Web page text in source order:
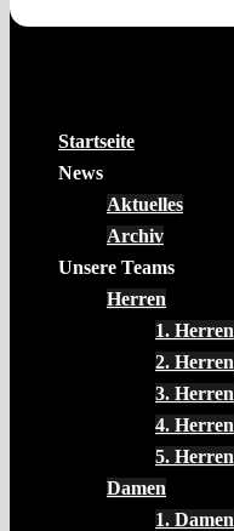
Startseite
News
Aktuelles
Archiv
Unsere Teams
Herren
1. Herren
2. Herren
3. Herren
4. Herren
5. Herren
Damen
1. Damen